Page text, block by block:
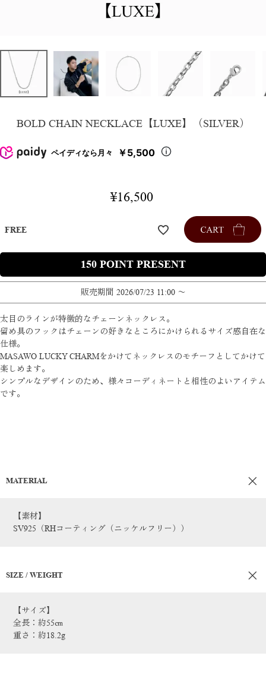
BOLD CHAIN NECKLACE【LUXE】（SILVER）
ペイディなら月々 ￥5,500
¥16,500
FREE
150
販売期間 2026/07/23 11:00 〜
太目のラインが特徴的なチェーンネックレス。
留め具のフックはチェーンの好きなところにかけられるサイズ感自在な
仕様。
MASAWO LUCKY CHARMをかけてネックレスのモチーフとしてかけて
楽しめます。
シンプルなデザインのため、様々コーディネートと相性のよいアイテム
です。
MATERIAL
【素材】
SV925（RHコーティング（ニッケルフリー））
SIZE / WEIGHT
【サイズ】
全長：約55㎝
重さ：約18.2g